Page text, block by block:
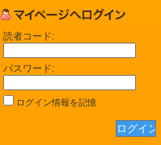
読者コード:
パスワード:
ログイン情報を記憶